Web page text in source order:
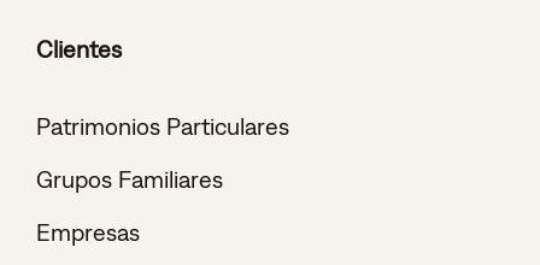
Clientes
Patrimonios Particulares
Grupos Familiares
Empresas